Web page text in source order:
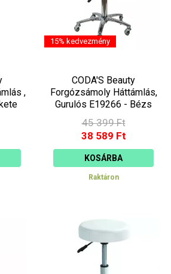
,
15% kedvezmény
CODA'S Beauty
Forgózsámoly Háttámlás,
Gurulós E19266 - Bézs
45 399 Ft
38 589 Ft
KOSÁRBA
Raktáron